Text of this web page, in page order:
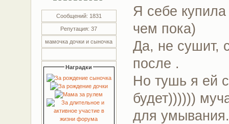
Сообщений: 1831
Репутация: 37
мамочка дочки и сыночка
Наградки
Я себе
чем пока)
Да, не сушит,
после .
Но тушь я ей
будет))))))
для